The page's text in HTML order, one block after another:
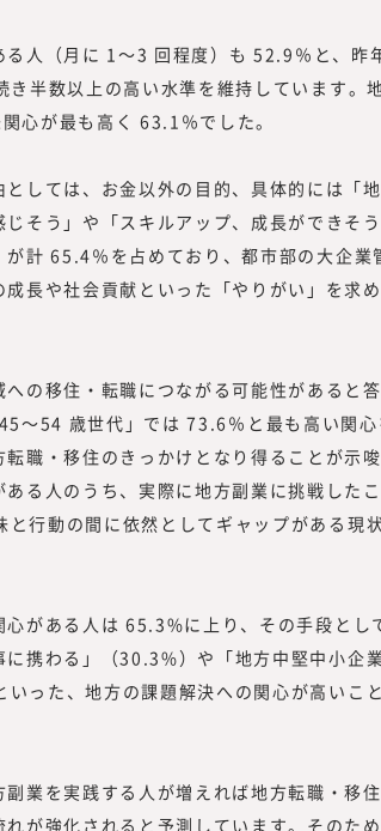
人（月に 1～3 回程度）も 52.9％と、昨
半数以上の高い水準を維持しています。
心が最も高く 63.1％でした。
しては、お金以外の目的、具体的には「
そう」や「スキルアップ、成長ができそう
計 65.4％を占めており、都市部の大企業
長や社会貢献といった「やりがい」を求
の移住・転職につながる可能性があると
～54 歳世代」では 73.6％と最も高い関心
職・移住のきっかけとなり得ることが示
る人のうち、実際に地方副業に挑戦した
行動の間に依然としてギャップがある現
がある人は 65.3%に上り、その手段とし
携わる」（30.3%）や「地方中堅中小企
った、地方の課題解決への関心が高いこ
業を実践する人が増えれば地方転職・移
が強化されると予測しています。そのた